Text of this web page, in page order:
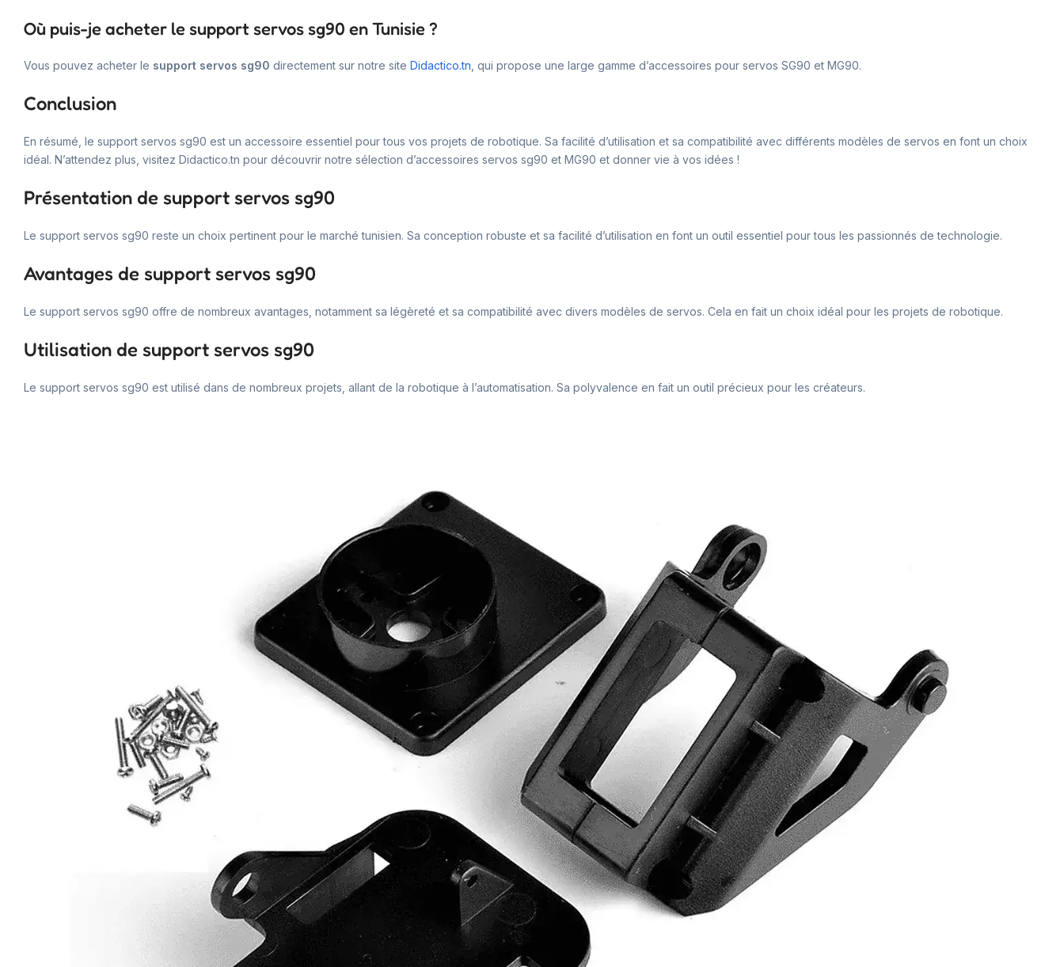
Où puis-je acheter le support servos sg90 en Tunisie ?
Vous pouvez acheter le support servos sg90 directement sur notre site Didactico.tn, qui propose une large gamme d’accessoires pour servos SG90 et MG90.
Conclusion
En résumé, le support servos sg90 est un accessoire essentiel pour tous vos projets de robotique. Sa facilité d’utilisation et sa compatibilité avec différents modèles de servos en font un choix
idéal. N’attendez plus, visitez Didactico.tn pour découvrir notre sélection d’accessoires servos sg90 et MG90 et donner vie à vos idées !
Présentation de support servos sg90
Le support servos sg90 reste un choix pertinent pour le marché tunisien. Sa conception robuste et sa facilité d’utilisation en font un outil essentiel pour tous les passionnés de technologie.
Avantages de support servos sg90
Le support servos sg90 offre de nombreux avantages, notamment sa légèreté et sa compatibilité avec divers modèles de servos. Cela en fait un choix idéal pour les projets de robotique.
Utilisation de support servos sg90
Le support servos sg90 est utilisé dans de nombreux projets, allant de la robotique à l’automatisation. Sa polyvalence en fait un outil précieux pour les créateurs.